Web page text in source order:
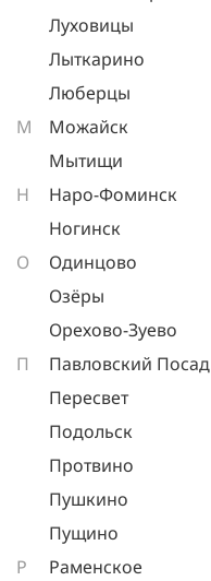
Луховицы
Лыткарино
Люберцы
М
Можайск
Мытищи
Н
Наро-Фоминск
Ногинск
О
Одинцово
Озёры
Орехово-Зуево
П
Павловский Посад
Пересвет
Подольск
Протвино
Пушкино
Пущино
Р
Раменское